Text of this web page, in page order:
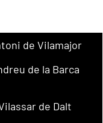
de Vilamajor
de la Barca
de Dalt